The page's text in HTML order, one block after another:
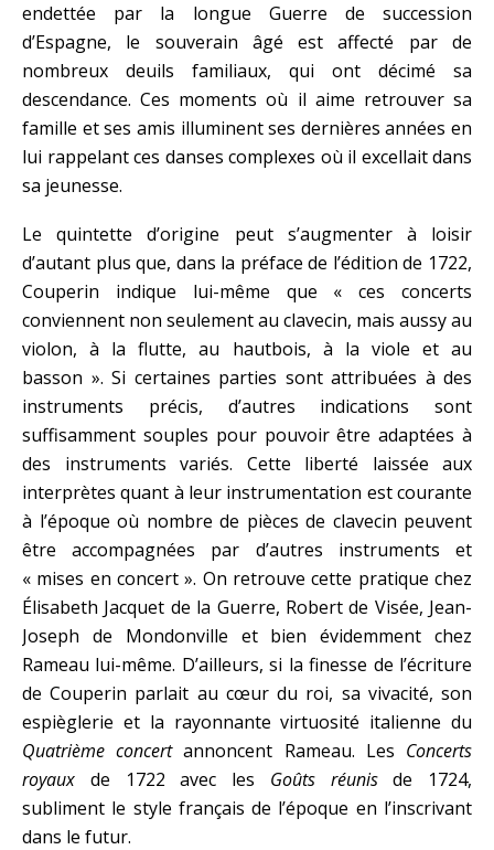
endettée par la longue Guerre de succession
d’Espagne, le souverain âgé est affecté par de
nombreux deuils familiaux, qui ont décimé sa
descendance. Ces moments où il aime retrouver sa
famille et ses amis illuminent ses dernières années en
lui rappelant ces danses complexes où il excellait dans
sa jeunesse.
Le quintette d’origine peut s’augmenter à loisir
d’autant plus que, dans la préface de l’édition de 1722,
Couperin indique lui-même que « ces concerts
conviennent non seulement au clavecin, mais aussy au
violon, à la flutte, au hautbois, à la viole et au
basson ». Si certaines parties sont attribuées à des
instruments précis, d’autres indications sont
suffisamment souples pour pouvoir être adaptées à
des instruments variés. Cette liberté laissée aux
interprètes quant à leur instrumentation est courante
à l’époque où nombre de pièces de clavecin peuvent
être accompagnées par d’autres instruments et
« mises en concert ». On retrouve cette pratique chez
Élisabeth Jacquet de la Guerre, Robert de Visée, Jean-
Joseph de Mondonville et bien évidemment chez
Rameau lui-même. D’ailleurs, si la finesse de l’écriture
de Couperin parlait au cœur du roi, sa vivacité, son
espièglerie et la rayonnante virtuosité italienne du
Quatrième concertannoncent Rameau. Les Concerts
royaux de 1722 avec les Goûts réunisde 1724,
subliment le style français de l’époque en l’inscrivant
dans le futur.